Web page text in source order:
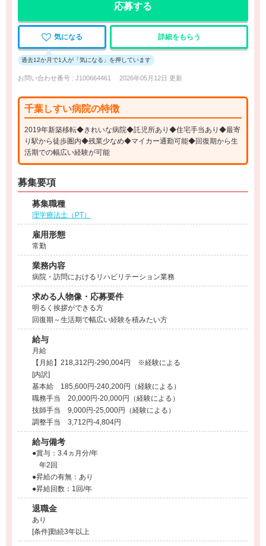
応募する
気になる 詳細をもらう
過去12か月で1人が「気になる」を押しています
お問い合わせ番号 : J100664461 2026年05月12日 更新
千葉しすい病院の特徴
2019年新築移転◆きれいな病院◆託児所あり◆住宅手当あり◆最寄
り駅から徒歩圏内◆残業少なめ◆マイカー通勤可能◆回復期から生
活期での幅広い経験が可能
募集要項
募集職種
理学療法士（PT）
雇用形態
常勤
業務内容
病院・訪問におけるリハビリテーション業務
求める人物像・応募要件
明るく挨拶ができる方
回復期～生活期で幅広い経験を積みたい方
給与
月給
【月給】218,312円-290,004円 ※経験による
[内訳]
基本給 185,600円-240,200円（経験による）
職務手当 20,000円-20,000円（経験による）
技師手当 9,000円-25,000円（経験による）
調整手当 3,712円-4,804円
給与備考
●賞与：3.4ヵ月分/年
年2回
●昇給の有無：あり
●昇給回数：1回/年
退職金
あり
[条件]勤続3年以上